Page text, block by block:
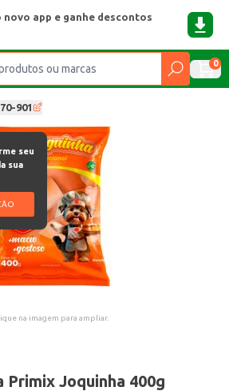
novo app e ganhe descontos
0
901
seu
sua
na imagem para ampliar.
Primix Joquinha 400g